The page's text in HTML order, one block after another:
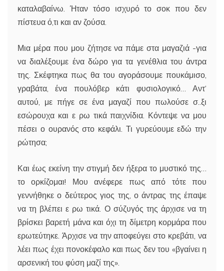
καταλαβαίνω. Ήταν τόσο ισχυρό το σοκ που δεν
πίστευα ό,τι και αν ζούσα.
Μια μέρα που μου ζήτησε να πάμε στα μαγαζιά -για
να διαλέξουμε ένα δώρο για τα γενέθλια του άντρα
της. Σκέφτηκα πως θα του αγοράσουμε πουκάμισο,
γραβάτα, ένα πουλόβερ κάτι φυσιολογικό… Αντ’
αυτού, με πήγε σε ένα μαγαζί που πωλούσε σ..ξι
εσώρουχα και ε ρω τικά παιχνίδια. Κόντεψε να μου
πέσει ο ουρανός στο κεφάλι. Τι γυρεύουμε εδώ την
ρώτησα;
Και έως εκείνη την στιγμή δεν ήξερα το μυστικό της…
το ορκίζομαι! Μου ανέφερε πως από τότε που
γεννήθηκε ο δεύτερος γιος της, ο άντρας της έπαψε
να τη βλέπει ε ρω τικά. Ο σύζυγός της άρχισε να τη
βρίσκει βαρετή μάνα και όχι τη δίμετρη κορμάρα που
ερωτεύτηκε. Άρχισε να την αποφεύγει στο κρεβάτι, να
λέει πως έχει πονοκέφαλο και πως δεν του «βγαίνει η
αρσενική του φύση μαζί της».